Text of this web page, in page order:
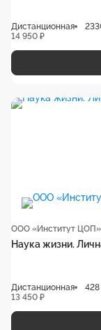
Дистанционная
14 950 ₽
ООО «Институт ЦОП»
Наука жизни.
Дистанционная
428
13 450 ₽